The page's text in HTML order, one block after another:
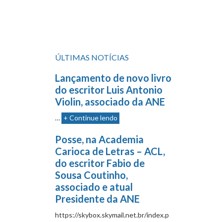
ÚLTIMAS NOTÍCIAS
Lançamento de novo livro
do escritor Luis Antonio
Violin, associado da ANE
… + Continue lendo
Posse, na Academia
Carioca de Letras – ACL,
do escritor Fabio de
Sousa Coutinho,
associado e atual
Presidente da ANE
https://skybox.skymail.net.br/index.p